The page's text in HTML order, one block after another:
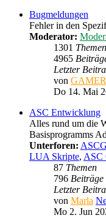
Bugmeldungen
Fehler in den
Moderator:
1301 Themen
4965
Letzter
von GAMER
Do 14. Mai
ASC Entwicklung
Alles rund um die
Basisprogramms
Unterforen:
LUA Skripte, ASC
87 Themen
796 Beiträge
Letzter
von Marla
Mo 2. Jun